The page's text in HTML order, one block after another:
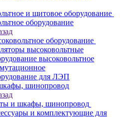
и щитовое оборудование
оборудование
оборудование
высоковольтные
высоковольтное
для ЛЭП
шинопровод
и шкафы, шинопровод
и комплектующие для